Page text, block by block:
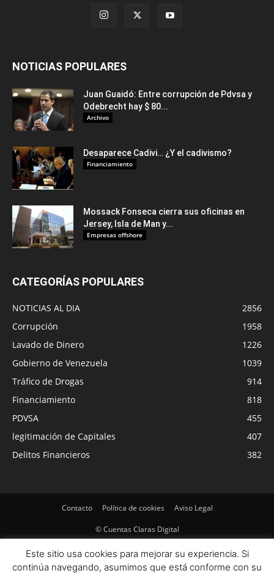
NOTICIAS POPULARES
Juan Guaidó: Entre corrupción de Pdvsa y
Odebrecht hay $ 80...
Archivo
Desaparece Cadivi… ¿Y el cadivismo?
Financiamiento
Mossack Fonseca cierra sus oficinas en
Jersey, Isla de Man y...
Empresas offshore
CATEGORÍAS POPULARES
NOTICIAS AL DIA
2856
Corrupción
1958
Lavado de Dinero
1226
Gobierno de Venezuela
1039
Tráfico de Drogas
914
Financiamiento
818
PDVSA
455
legitimación de Capitales
407
Delitos Financieros
382
Contacto Política de cookies Aviso Legal
© Cuentas Claras Digital
Este sitio usa cookies para mejorar su experiencia. Si
continúa navegando, asumimos que está conforme con su